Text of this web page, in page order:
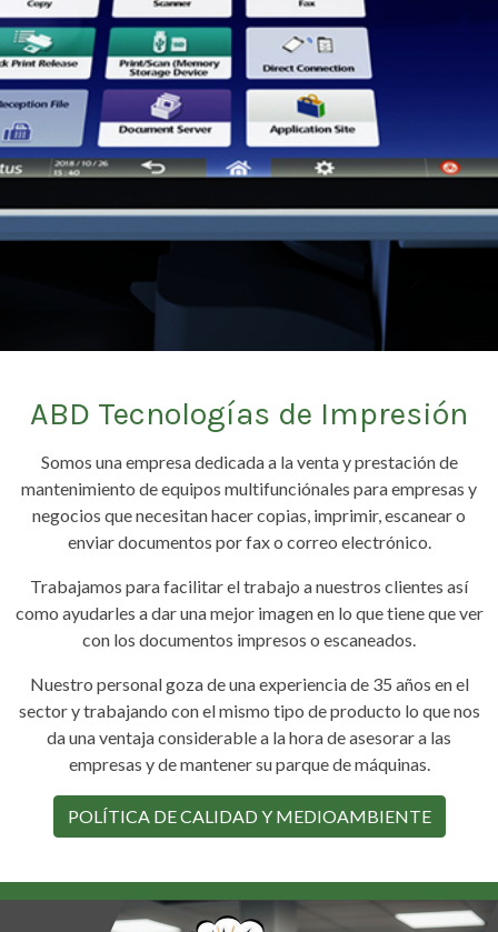
ABD Tecnologías de Impresión
Somos una empresa dedicada a la venta y prestación de
mantenimiento de equipos multifunciónales para empresas y
negocios que necesitan hacer copias, imprimir, escanear o
enviar documentos por fax o correo electrónico.
Trabajamos para facilitar el trabajo a nuestros clientes así
como ayudarles a dar una mejor imagen en lo que tiene que ver
con los documentos impresos o escaneados.
Nuestro personal goza de una experiencia de 35 años en el
sector y trabajando con el mismo tipo de producto lo que nos
da una ventaja considerable a la hora de asesorar a las
empresas y de mantener su parque de máquinas.
POLÍTICA DE CALIDAD Y MEDIOAMBIENTE